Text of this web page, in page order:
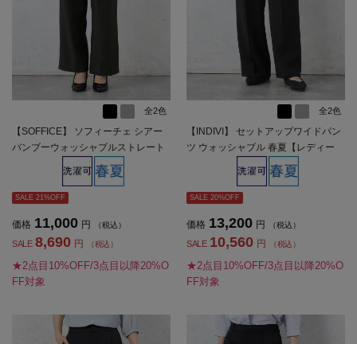
全2色
【SOFFICE】 ソフィーチェ シアー
バンブーウォッシャブルストレート
ワイドパンツ 上下ウォッシャブル 軽
量 春夏【レディース】
SALE 21%OFF
価格 11,000 円 （税込）
SALE 8,690 円 （税込）
★2点目10%OFF/3点目以降20%O
FF対象
全2色
【INDIVI】 セットアップワイドパン
ツ ウォッシャブル 春夏【レディー
SALE 20%OFF
価格 13,200 円 （税込）
SALE 10,560 円 （税込）
★2点目10%OFF/3点目以降20%O
FF対象